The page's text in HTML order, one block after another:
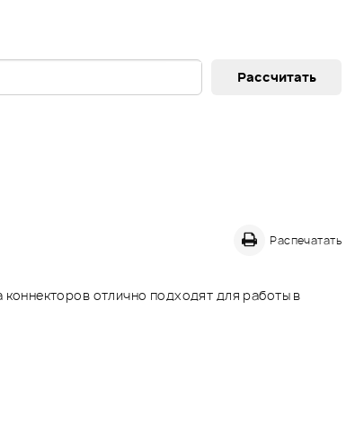
Распечатать
отлично подходят для работы в